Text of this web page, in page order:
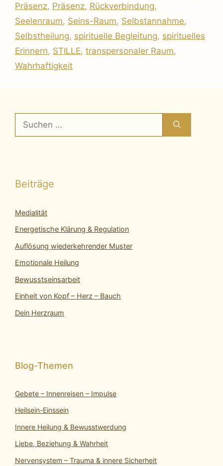
Präsenz, Präsenz, Rückverbindung,
Seelenraum, Seins-Raum, Selbstannahme,
Selbstheilung, spirituelle Begleitung, spirituelles
Erinnern, STILLE, transpersonaler Raum,
Wahrhaftigkeit
nach:
Beiträge
Medialität
Energetische Klärung & Regulation
Auflösung wiederkehrender Muster
Emotionale Heilung
Bewusstseinsarbeit
Einheit von Kopf – Herz – Bauch
Dein Herzraum
Gebete – Innenreisen – Impulse
Heilsein-Einssein
Innere Heilung & Bewusstwerdung
Liebe, Beziehung & Wahrheit
Nervensystem – Trauma & innere Sicherheit